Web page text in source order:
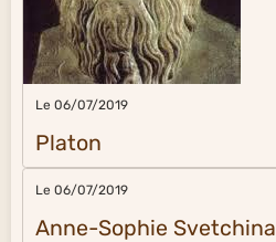
Le 06/07/2019
Platon
Le 06/07/2019
Anne-Sophie Svetchina